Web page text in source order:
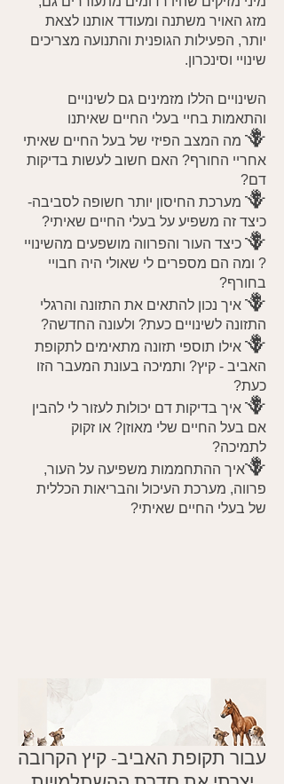
מזג האויר משתנה ומעודד אותנו לצאת
יותר, הפעילות הגופנית והתנועה מצריכים
שינויי וסינכרון.
השינויים הללו מזמינים גם לשינויים
והתאמות בחיי בעלי החיים שאיתנו
🪻 מה המצב הפיזי של בעל החיים שאיתי
אחריי החורף? האם חשוב לעשות בדיקות
דם?
🪻 מערכת החיסון יותר חשופה לסביבה-
כיצד זה משפיע על בעלי החיים שאיתי?
🪻 כיצד העור והפרווה מושפעים מהשינויי
? ומה הם מספרים לי שאולי היה חבויי
בחורף?
🪻 איך נכון להתאים את התזונה והרגלי
התזונה לשינויים כעת? ולעונה החדשה?
🪻 אילו תוספי תזונה מתאימים לתקופת
האביב - קיץ? ותמיכה בעונת המעבר הזו
כעת?
🪻 איך בדיקות דם יכולות לעזור לי להבין
אם בעל החיים שלי מאוזן? או זקוק
לתמיכה?
🪻איך ההתחממות משפיעה על העור,
פרווה, מערכת העיכול והבריאות הכללית
של בעלי החיים שאיתי?
עבור תקופת האביב- קיץ הקרובה